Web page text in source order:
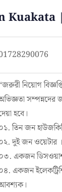
Kuakata
নিয়োগ
সম্পন্নদের
হবে।
তিন জন
দুই জন ওয়েটার ।
একজন
একজন